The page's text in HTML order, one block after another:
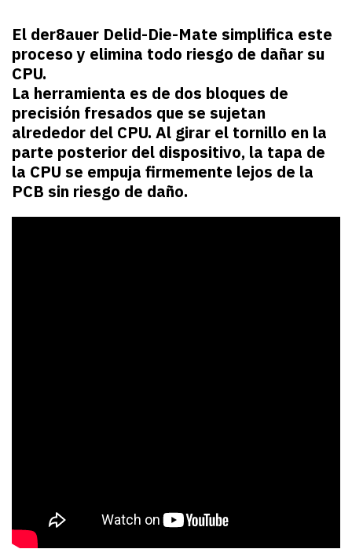
El der8auer Delid-Die-Mate simplifica este
proceso y elimina todo riesgo de dañar su
CPU.
La herramienta es de dos bloques de
precisión fresados que se sujetan
alrededor del CPU. Al girar el tornillo en la
parte posterior del dispositivo, la tapa de
la CPU se empuja firmemente lejos de la
PCB sin riesgo de daño.